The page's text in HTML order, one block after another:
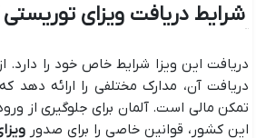
شرایط دریافت ویزای توریستی
دریافت این ویزا شرایط خاص خود را دارد.
دریافت آن، مدارک مختلفی را ارائه دهد
تمکن مالی است. آلمان برای جلوگیری از
این کشور، قوانین خاصی را برای صدور